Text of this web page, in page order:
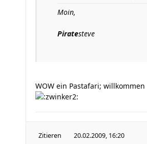
Moin,
Piratesteve
WOW ein Pastafari;
Zitieren 20.02.2009, 16:20